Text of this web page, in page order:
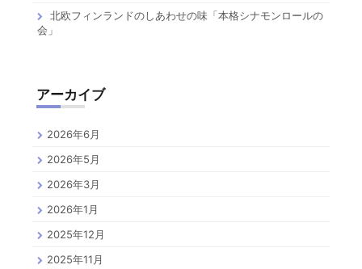
北欧フィンランドのしあわせの味「本格シナモンロールの
会」
アーカイブ
2026年6月
2026年5月
2026年3月
2026年1月
2025年12月
2025年11月